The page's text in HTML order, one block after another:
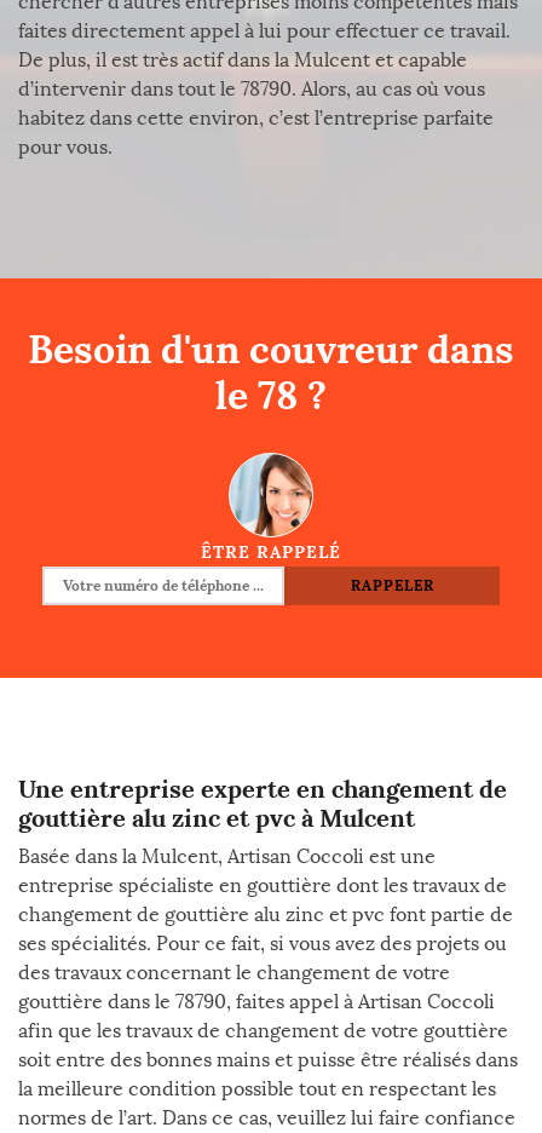
faites directement appel à lui pour effectuer ce travail.
De plus, il est très actif dans la Mulcent et capable
d’intervenir dans tout le 78790. Alors, au cas où vous
habitez dans cette environ, c’est l’entreprise parfaite
pour vous.
Besoin d'un couvreur dans
le 78 ?
ÊTRE RAPPELÉ
Une entreprise experte en changement de
gouttière alu zinc et pvc à Mulcent
Basée dans la Mulcent, Artisan Coccoli est une
entreprise spécialiste en gouttière dont les travaux de
changement de gouttière alu zinc et pvc font partie de
ses spécialités. Pour ce fait, si vous avez des projets ou
des travaux concernant le changement de votre
gouttière dans le 78790, faites appel à Artisan Coccoli
afin que les travaux de changement de votre gouttière
soit entre des bonnes mains et puisse être réalisés dans
la meilleure condition possible tout en respectant les
normes de l’art. Dans ce cas, veuillez lui faire confiance